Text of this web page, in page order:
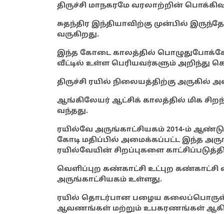
திருச்சி மாநகரமே வரலாற்றின்
சுதந்திர இந்தியாவிற்கு முன்பில்
வருகிறது.
இந்த கோடை காலத்தில்
வீட்டில் உள்ள பெரியவர்களும் அறிந்து
திருச்சி ரயில் நிலையத்திற்கு
ஆங்கிலேயர் ஆட்சிக் காலத்தில் மிக
வந்தது.
ரயில்வே அருங்காட்சியகம் 2014-ம் ஆண்டு
கோடி மதிப்பில் அமைக்கப்பட்ட இந்த
ரயில்வேயின் சிறப்புகளை
வெளிப்புற கண்காட்சி உட்புற
அருங்காட்சியகம் உள்ளது.
ரயில் தொடர்பான பழைய
ஆவணங்கள் மற்றும் உபகரணங்கள்